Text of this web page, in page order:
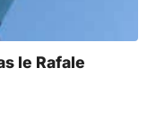
le Rafale